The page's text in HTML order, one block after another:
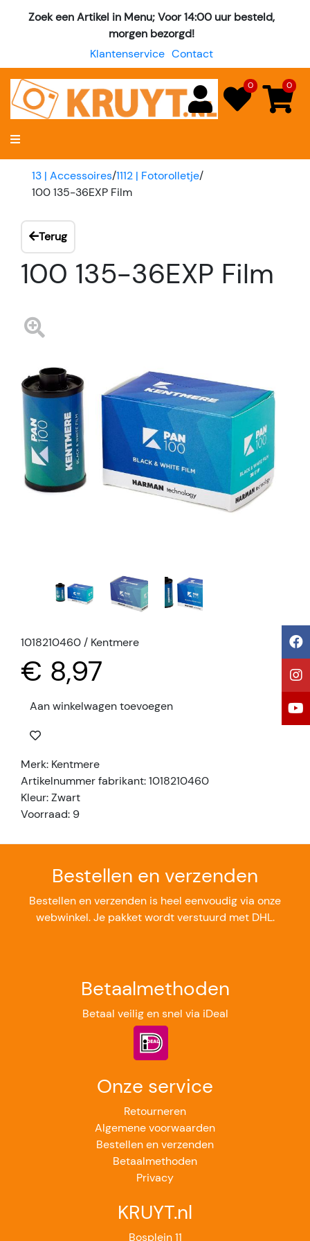
Zoek een Artikel in Menu; Voor 14:00 uur besteld,
morgen bezorgd!
Klantenservice Contact
0 0
13 | Accessoires/1112 | Fotorolletje/
100 135-36EXP Film
Terug
100 135-36EXP Film
1018210460 / Kentmere
€ 8,97
Aan winkelwagen toevoegen
Merk: Kentmere
Artikelnummer fabrikant: 1018210460
Kleur: Zwart
Voorraad: 9
Bestellen en verzenden
Bestellen en verzenden is heel eenvoudig via onze
webwinkel. Je pakket wordt verstuurd met DHL.
Betaalmethoden
Betaal veilig en snel via iDeal
Onze service
Retourneren
Algemene voorwaarden
Bestellen en verzenden
Betaalmethoden
Privacy
KRUYT.nl
Bosplein 11